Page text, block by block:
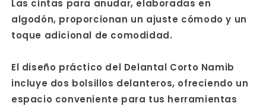
Las cintas para anudar, elaboradas en
algodón, proporcionan un ajuste cómodo y un
toque adicional de comodidad.
El diseño práctico del Delantal Corto Namib
incluye dos bolsillos delanteros, ofreciendo un
espacio conveniente para tus herramientas